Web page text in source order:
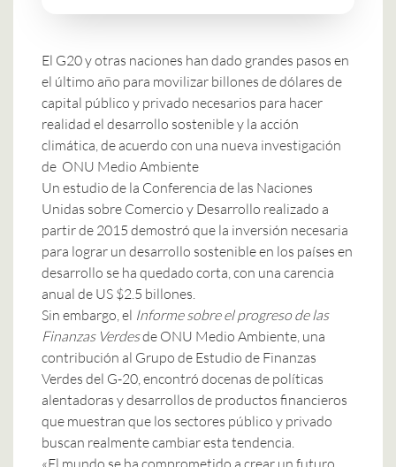
El G20 y otras naciones han dado grandes pasos en
el último año para movilizar billones de dólares de
capital público y privado necesarios para hacer
realidad el desarrollo sostenible y la acción
climática, de acuerdo con una nueva investigación
de ONU Medio Ambiente
Un estudio de la Conferencia de las Naciones
Unidas sobre Comercio y Desarrollo realizado a
partir de 2015 demostró que la inversión necesaria
para lograr un desarrollo sostenible en los países en
desarrollo se ha quedado corta, con una carencia
anual de US $2.5 billones.
Sin embargo, el Informe sobre el progreso de las
Finanzas Verdesde ONU Medio Ambiente, una
contribución al Grupo de Estudio de Finanzas
Verdes del G-20, encontró docenas de políticas
alentadoras y desarrollos de productos financieros
que muestran que los sectores público y privado
buscan realmente cambiar esta tendencia.
«El mundo se ha comprometido a crear un futuro